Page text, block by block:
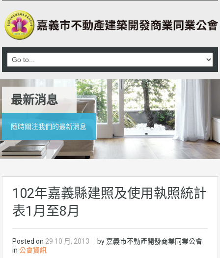
最新消息
隨時關注我們的最新消息
102年嘉義縣建照及使用執照統計
表1月至8月
Posted on 29 10 月, 2013
by 嘉義市不動產開發商業同業公會
in 公會資訊